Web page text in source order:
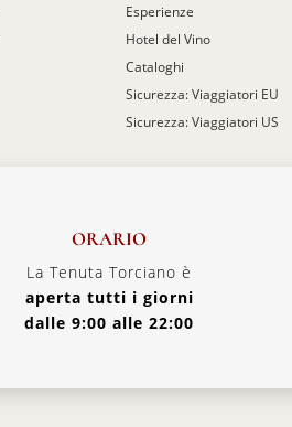
Esperienze
Hotel del Vino
Cataloghi
Sicurezza: Viaggiatori EU
Sicurezza: Viaggiatori US
ORARIO
La Tenuta Torciano è
aperta tutti i giorni
dalle 9:00 alle 22:00